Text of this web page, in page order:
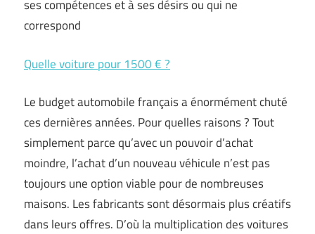
ses compétences et à ses désirs ou qui ne
correspond
Quelle voiture pour 1500 € ?
Le budget automobile français a énormément chuté
ces dernières années. Pour quelles raisons ? Tout
simplement parce qu’avec un pouvoir d’achat
moindre, l’achat d’un nouveau véhicule n’est pas
toujours une option viable pour de nombreuses
maisons. Les fabricants sont désormais plus créatifs
dans leurs offres. D’où la multiplication des voitures